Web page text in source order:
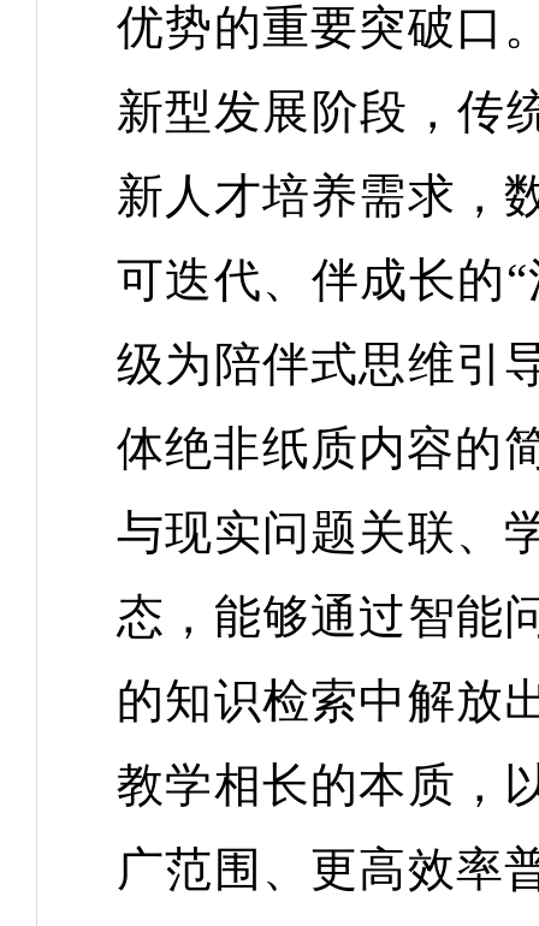
优势的重要突破口
新型发展阶段，传
新人才培养需求，
可迭代、伴成长的
级为陪伴式思维引
体绝非纸质内容的
与现实问题关联、
态，能够通过智能
的知识检索中解放
教学相长的本质，
广范围、更高效率